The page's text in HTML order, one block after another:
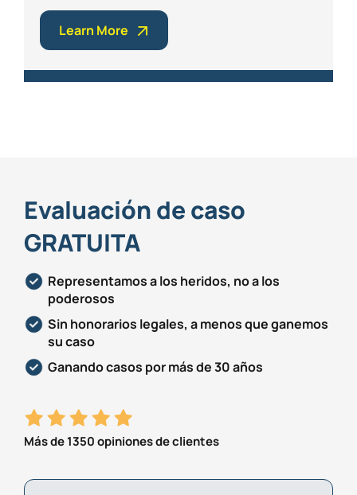
Learn More
Evaluación de caso
GRATUITA
Representamos a los heridos, no a los
poderosos
Sin honorarios legales, a menos que ganemos
su caso
Ganando casos por más de 30 años
Más de 1350 opiniones de clientes
First